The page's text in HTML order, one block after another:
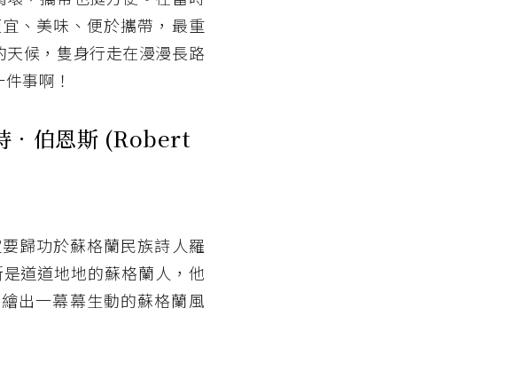
、美味、便於攜帶，最重
候，隻身行走在漫漫長路
事啊！
．伯恩斯 (Robert
歸功於蘇格蘭民族詩人羅
道道地地的蘇格蘭人，他
出一幕幕生動的蘇格蘭風